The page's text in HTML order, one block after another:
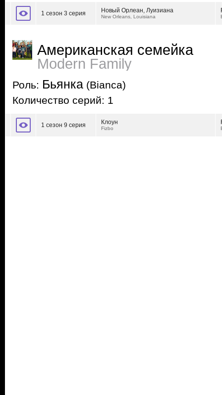
1 сезон 3 серия Новый Орлеан, Луизиана
New Orleans, Louisiana
Американская семейка
Modern Family
Роль: Бьянка (Bianca)
Количество серий: 1
1 сезон 9 серия Клоун
Fizbo